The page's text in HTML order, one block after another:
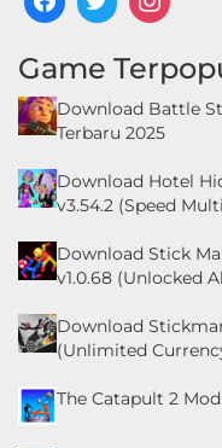
Game
Download Battle
Terbaru 2025
Download Hotel
v3.54.2 (Speed
Download Stick
v1.0.68 (Unlocked
Download
(Unlimited
The Catapult 2